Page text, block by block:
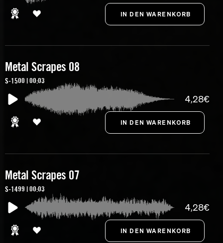
Metal Scrapes 08
S-1500 | 00:03
4,28€
Metal Scrapes 07
S-1499 | 00:03
4,28€